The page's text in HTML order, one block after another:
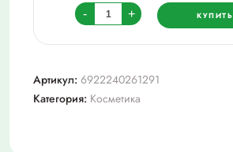
-
Количество
товара
Триумф_кар.
глаз
контур.
+ КУПИТЬ
Артикул: 6922240261291
Категория: Косметика